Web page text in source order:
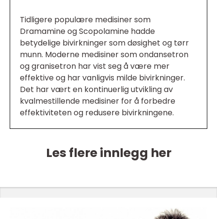
Tidligere populære medisiner som
Dramamine og Scopolamine hadde
betydelige bivirkninger som døsighet og tørr
munn. Moderne medisiner som ondansetron
og granisetron har vist seg å være mer
effektive og har vanligvis milde bivirkninger.
Det har vært en kontinuerlig utvikling av
kvalmestillende medisiner for å forbedre
effektiviteten og redusere bivirkningene.
Les flere innlegg her